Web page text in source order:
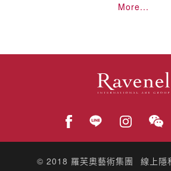
More...
© 2018 羅芙奧藝術集團 線上隱